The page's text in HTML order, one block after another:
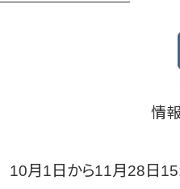
情
10月1日から11月28日